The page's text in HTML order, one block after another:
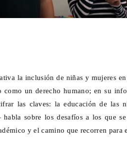
la inclusión de niñas y mujeres
como un derecho humano; en su
las claves: la educación de las
habla sobre los desafíos a los que
y el camino que recorren para